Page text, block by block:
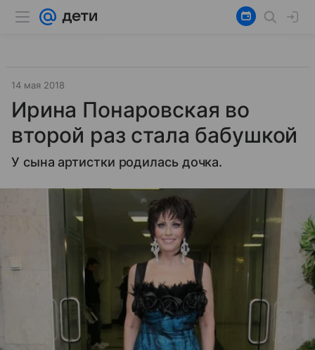
14 мая 2018
Ирина Понаровская во
второй раз стала бабушкой
У сына артистки родилась дочка.